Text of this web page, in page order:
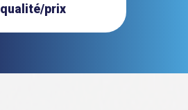
qualité/prix